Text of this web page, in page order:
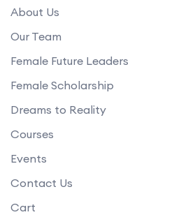
About Us
Our Team
Female Future Leaders
Female Scholarship
Dreams to Reality
Courses
Events
Contact Us
Cart